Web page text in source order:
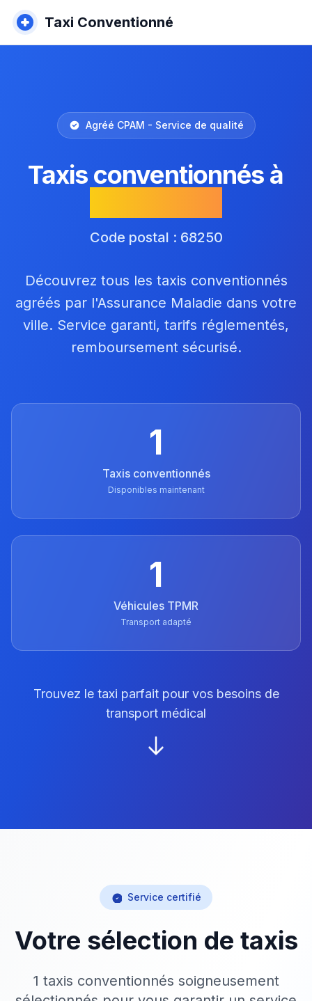
Taxi Conventionné
Agréé CPAM - Service de qualité
Taxis conventionnés à
Code postal : 68250
Découvrez tous les taxis conventionnés
agréés par l'Assurance Maladie dans votre
ville. Service garanti, tarifs réglementés,
remboursement sécurisé.
1
Taxis conventionnés
Disponibles maintenant
1
Véhicules TPMR
Transport adapté
Trouvez le taxi parfait pour vos besoins de
transport médical
Service certifié
Votre sélection de taxis
1 taxis conventionnés soigneusement